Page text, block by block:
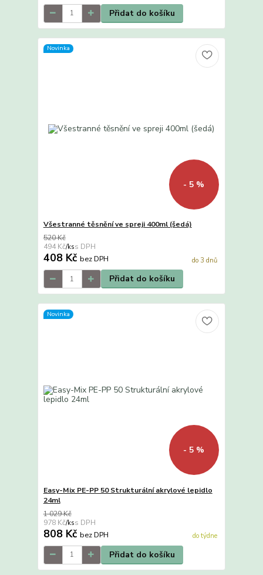
Přidat do košíku
Novinka
- 5 %
Všestranné těsnění ve spreji 400ml (šedá)
520 Kč
494 Kč/ks
408 Kč bez DPH do 3 dnů
Přidat do košíku
Novinka
- 5 %
Easy-Mix PE-PP 50 Strukturální akrylové lepidlo
24ml
1 029 Kč
978 Kč/ks
808 Kč bez DPH do týdne
Přidat do košíku